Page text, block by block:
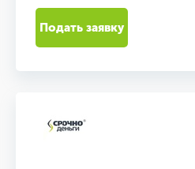
Подать заявку